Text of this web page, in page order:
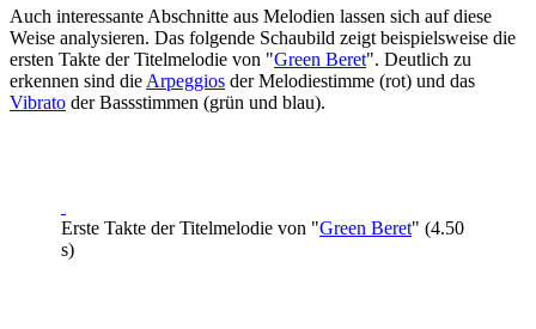
Auch interessante Abschnitte aus Melodien lassen sich auf diese
Weise analysieren. Das folgende Schaubild zeigt beispielsweise die
ersten Takte der Titelmelodie von "Green Beret". Deutlich zu
erkennen sind die Arpeggios der Melodiestimme (rot) und das
Vibrato der Bassstimmen (grün und blau).
Erste Takte der Titelmelodie von "Green Beret" (4.50
s)